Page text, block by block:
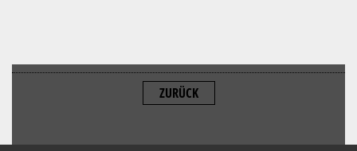
ZURÜCK